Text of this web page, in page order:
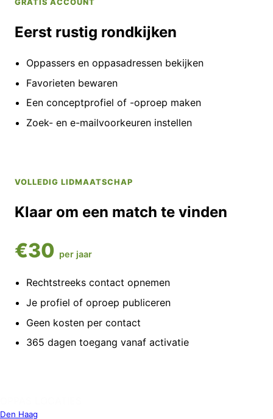
GRATIS ACCOUNT
Eerst rustig rondkijken
Oppassers en oppasadressen bekijken
Favorieten bewaren
Een conceptprofiel of -oproep maken
Zoek- en e-mailvoorkeuren instellen
VOLLEDIG LIDMAATSCHAP
Klaar om een match te vinden
€30 per jaar
Rechtstreeks contact opnemen
Je profiel of oproep publiceren
Geen kosten per contact
365 dagen toegang vanaf activatie
Den Haag